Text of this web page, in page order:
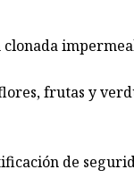
frutas y
de